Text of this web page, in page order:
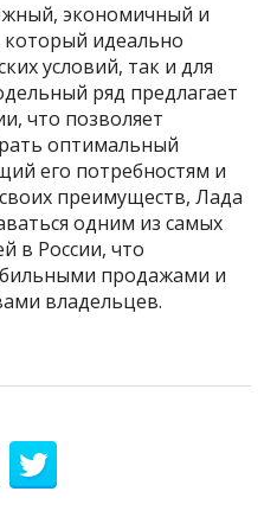
экономичный и
идеально
условий, так и для
ряд предлагает
что позволяет
оптимальный
его потребностям и
преимуществ, Лада
одним из самых
в России, что
продажами и
владельцев.